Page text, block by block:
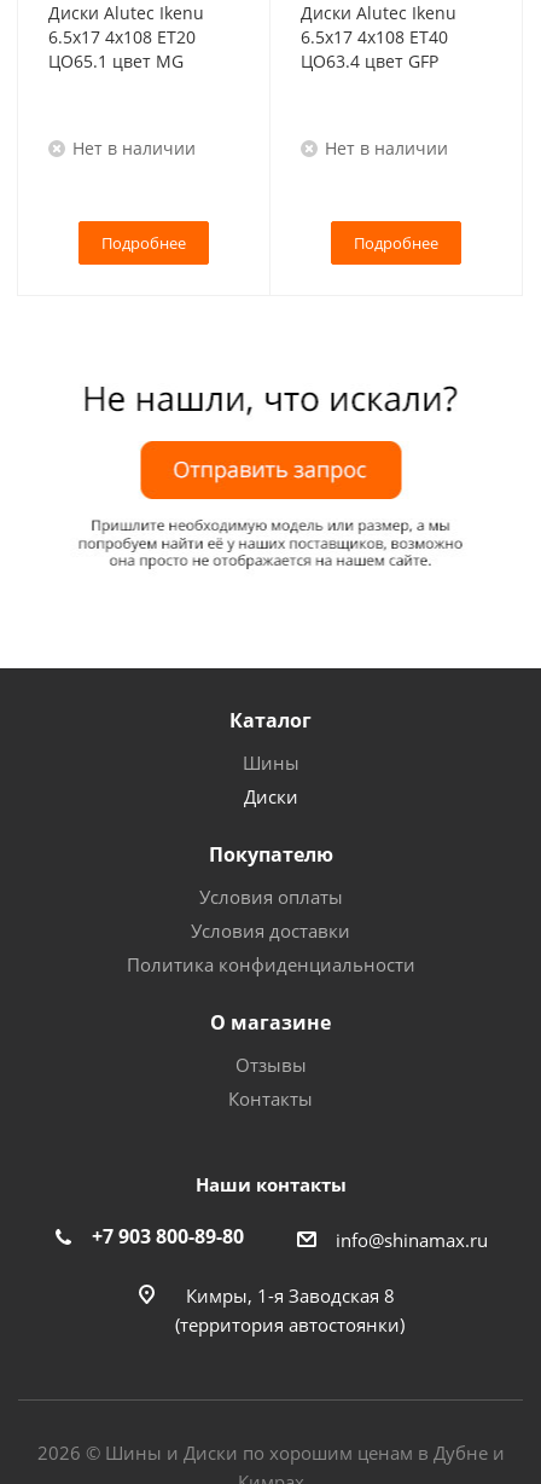
Диски Alutec Ikenu
6.5x17 4x108 ET20
ЦО65.1 цвет MG
Нет в наличии
Подробнее
Диски Alutec Ikenu
6.5x17 4x108 ET40
ЦО63.4 цвет GFP
Нет в наличии
Подробнее
Каталог
Шины
Диски
Покупателю
Условия оплаты
Условия доставки
Политика конфиденциальности
О магазине
Отзывы
Контакты
Наши контакты
+7 903 800-89-80 info@shinamax.ru
Кимры, 1-я Заводская 8
(территория автостоянки)
2026 © Шины и Диски по хорошим ценам в Дубне и